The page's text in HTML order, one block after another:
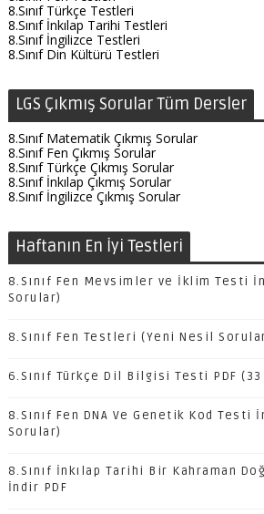
8.Sınıf Türkçe Testleri
8.Sınıf İnkılap Tarihi Testleri
8.Sınıf İngilizce Testleri
8.Sınıf Din Kültürü Testleri
LGS Çıkmış Sorular Tüm Dersler
8.Sınıf Matematik Çıkmış Sorular
8.Sınıf Fen Çıkmış Sorular
8.Sınıf Türkçe Çıkmış Sorular
8.Sınıf İnkılap Çıkmış Sorular
8.Sınıf İngilizce Çıkmış Sorular
Haftanın En İyi Testleri
8.Sınıf Fen Mevsimler ve İklim Testi
Sorular)
8.Sınıf Fen Testleri (Yeni Nesil
6.Sınıf Türkçe Dil Bilgisi Testi PDF (33
8.Sınıf Fen DNA Ve Genetik Kod Testi
Sorular)
8.Sınıf İnkılap Tarihi Bir Kahraman
İndir PDF